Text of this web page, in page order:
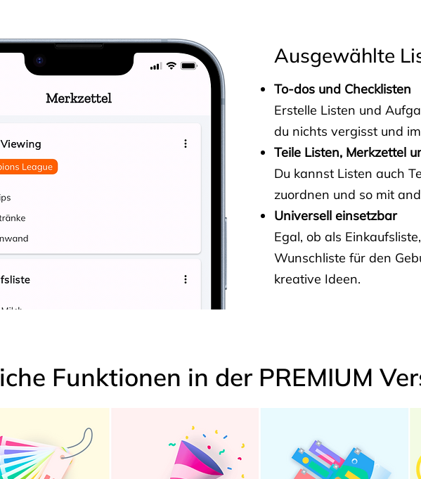
Ausgewählte
To-dos und Checklisten
Erstelle Listen und
du nichts vergisst und
Teile Listen, Merkzettel
Du kannst Listen auch
zuordnen und so mit
Universell einsetzbar
Egal, ob als
Wunschliste für den
kreative Ideen.
Funktionen in der PREMIUM